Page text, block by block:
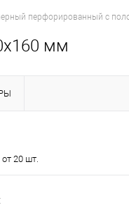
перфорированный с
мм
20 шт.